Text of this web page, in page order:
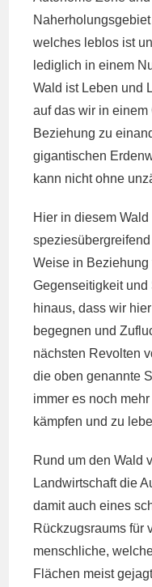
welches leblos ist
lediglich in einem
Wald ist Leben und
auf das wir in
Beziehung zu
gigantischen
kann nicht ohne
Hier in diesem
Weise in
Gegenseitigkeit
hinaus, dass wir
begegnen und
nächsten Revolten
die oben genannte
immer es noch
kämpfen und zu
Rund um den Wald
Landwirtschaft die
damit auch eines
Rückzugsraums für
menschliche,
Flächen meist